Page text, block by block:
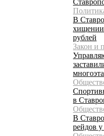
В
хищении
рублей
Закон и
в
В
рейдов